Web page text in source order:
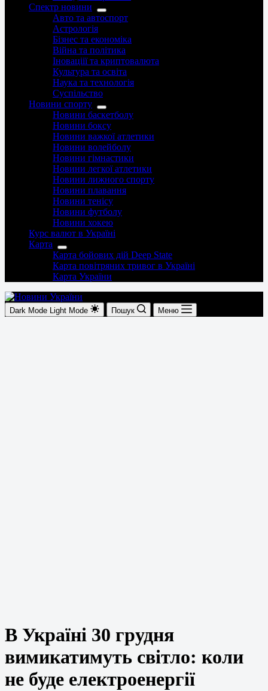
Спектр новини
Авто та автоспорт
Астрологія
Бізнес та економіка
Війна та політика
Іноваціії та криптовалюта
Культура та освіта
Наука та технологія
Суспільство
Новини спорту
Новини баскетболу
Новини боксу
Новини важкої атлетики
Новини волейболу
Новини гімнастики
Новини легкої атлетики
Новини лижного спорту
Новини плавання
Новини тенісу
Новини футболу
Новини хокею
Курс валют в Україні
Карта
Карта бойових дій Deep State
Карта повітряних тривог в Україні
Карта України
Dark Mode Light Mode Пошук Меню
В Україні 30 грудня
вимикатимуть світло: коли
не буде електроенергії